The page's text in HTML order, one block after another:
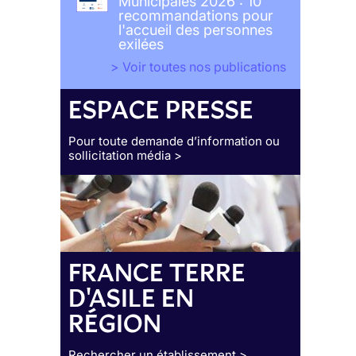
recommandations pour
l'accueil des personnes
exilées
> Voir toutes nos publications
ESPACE PRESSE
Pour toute demande d’information ou
sollicitation média >
FRANCE TERRE
D'ASILE EN
RÉGION